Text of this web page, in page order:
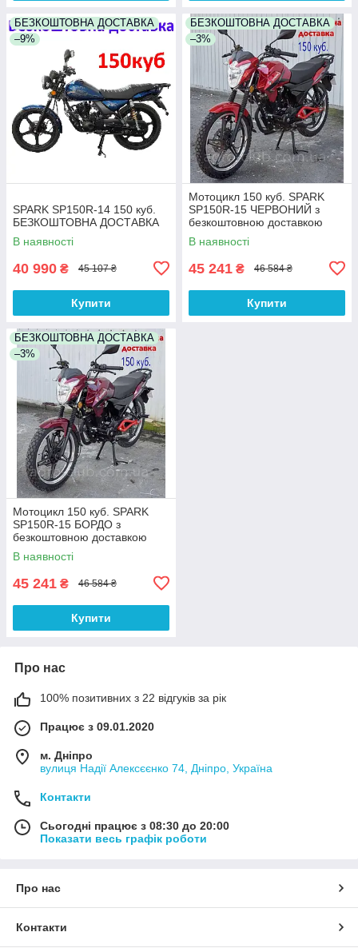
БЕЗКОШТОВНА ДОСТАВКА
–9%
SPARK SP150R-14 150 куб.
БЕЗКОШТОВНА ДОСТАВКА
В наявності
40 990 ₴ 45 107 ₴
Купити
БЕЗКОШТОВНА ДОСТАВКА
–3%
Мотоцикл 150 куб. SPARK
SP150R-15 ЧЕРВОНИЙ з
безкоштовною доставкою
В наявності
45 241 ₴ 46 584 ₴
Купити
БЕЗКОШТОВНА ДОСТАВКА
–3%
Мотоцикл 150 куб. SPARK
SP150R-15 БОРДО з
безкоштовною доставкою
В наявності
45 241 ₴ 46 584 ₴
Купити
Про нас
100% позитивних з 22 відгуків за рік
Працює з 09.01.2020
м. Дніпро
вулиця Надії Алексєєнко 74, Дніпро, Україна
Контакти
Сьогодні працює з 08:30 до 20:00
Показати весь графік роботи
Про нас
Контакти